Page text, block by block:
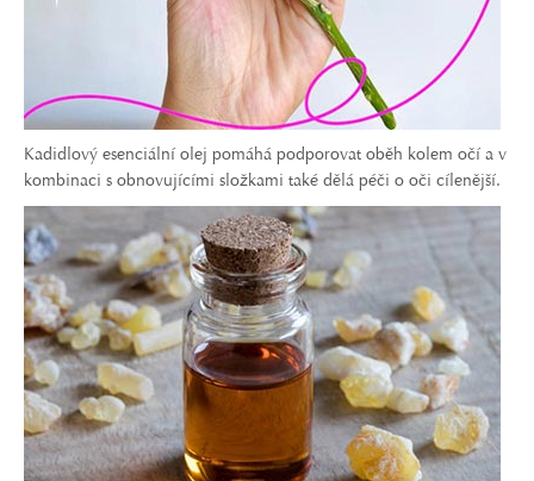
Kadidlový esenciální olej pomáhá podporovat oběh kolem očí a v
kombinaci s obnovujícími složkami také dělá péči o oči cílenější.